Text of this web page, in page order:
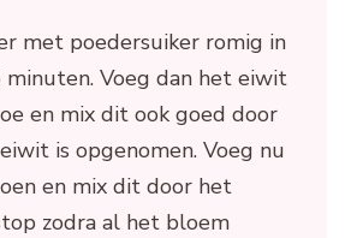
met poedersuiker romig in
minuten. Voeg dan het eiwit
en mix dit ook goed door
is opgenomen. Voeg nu
en mix dit door het
zodra al het bloem